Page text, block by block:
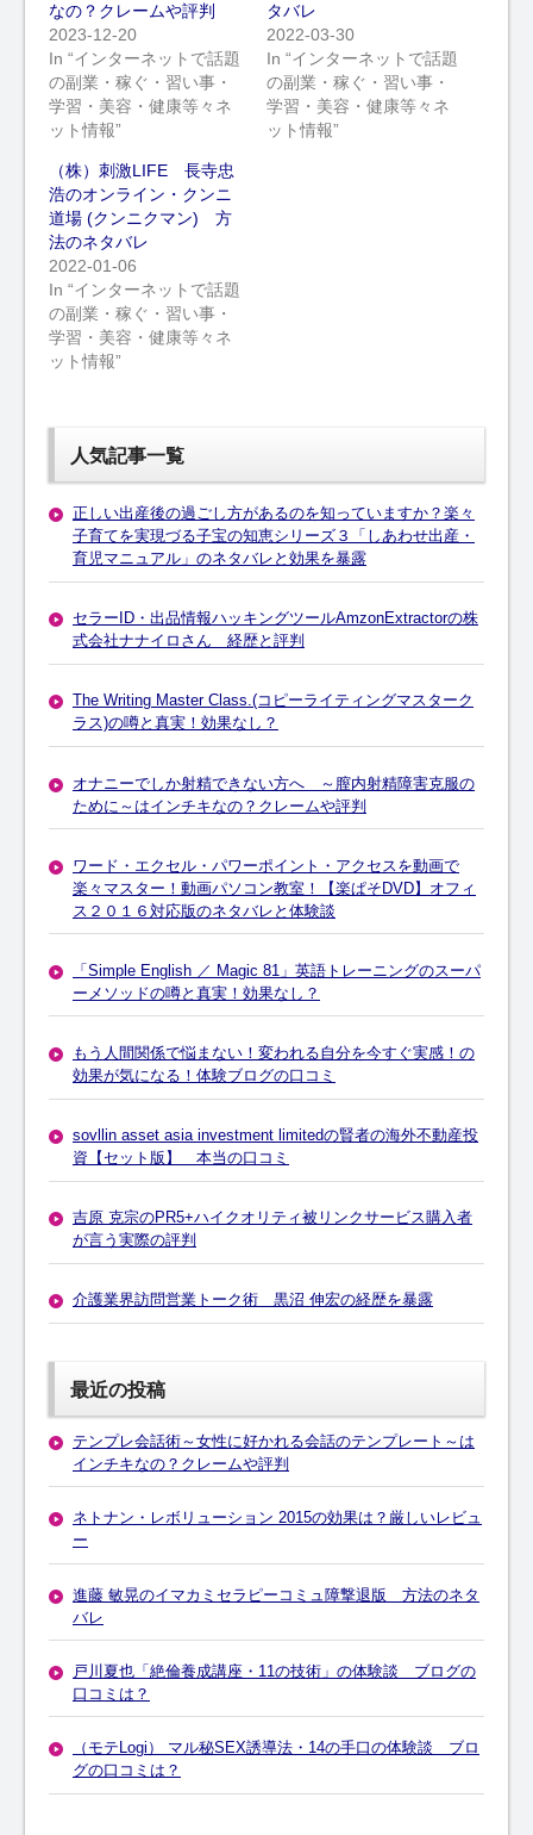
なの？クレームや評判
2023-12-20
In “インターネットで話題
の副業・稼ぐ・習い事・
学習・美容・健康等々ネ
ット情報”
タバレ
2022-03-30
In “インターネットで話題
の副業・稼ぐ・習い事・
学習・美容・健康等々ネ
ット情報”
（株）刺激LIFE 長寺忠
浩のオンライン・クンニ
道場 (クンニクマン) 方
法のネタバレ
2022-01-06
In “インターネットで話題
の副業・稼ぐ・習い事・
学習・美容・健康等々ネ
ット情報”
人気記事一覧
正しい出産後の過ごし方があるのを知っていますか？楽々
子育てを実現づる子宝の知恵シリーズ３「しあわせ出産・
育児マニュアル」のネタバレと効果を暴露
セラーID・出品情報ハッキングツールAmzonExtractorの株
式会社ナナイロさん 経歴と評判
The Writing Master Class.(コピーライティングマスターク
ラス)の噂と真実！効果なし？
オナニーでしか射精できない方へ ～膣内射精障害克服の
ために～はインチキなの？クレームや評判
ワード・エクセル・パワーポイント・アクセスを動画で
楽々マスター！動画パソコン教室！【楽ぱそDVD】オフィ
ス２０１６対応版のネタバレと体験談
「Simple English ／ Magic 81」英語トレーニングのスーパ
ーメソッドの噂と真実！効果なし？
もう人間関係で悩まない！変われる自分を今すぐ実感！の
効果が気になる！体験ブログの口コミ
sovllin asset asia investment limitedの賢者の海外不動産投
資【セット版】 本当の口コミ
吉原 克宗のPR5+ハイクオリティ被リンクサービス購入者
が言う実際の評判
介護業界訪問営業トーク術 黒沼 伸宏の経歴を暴露
最近の投稿
テンプレ会話術～女性に好かれる会話のテンプレート～は
インチキなの？クレームや評判
ネトナン・レボリューション 2015の効果は？厳しいレビュ
ー
進藤 敏晃のイマカミセラピーコミュ障撃退版 方法のネタ
バレ
戸川夏也「絶倫養成講座・11の技術」の体験談 ブログの
口コミは？
（モテLogi） マル秘SEX誘導法・14の手口の体験談 ブロ
グの口コミは？